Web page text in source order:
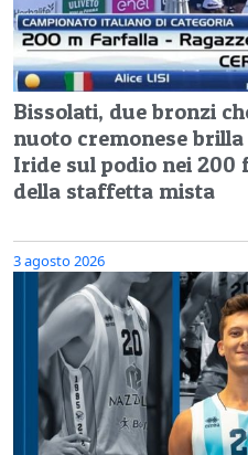
Bissolati, due bronzi
nuoto cremonese
Iride sul podio nei 200
della staffetta mista
3 agosto 2026